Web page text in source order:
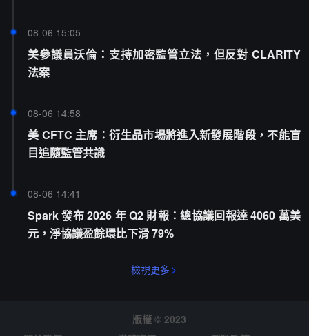
08-06 15:05
美參議員沃倫：支持加密監管立法，但反對 CLARITY
法案
08-06 14:58
美 CFTC 主席：衍生品市場將進入新發展階段，不能盲
目追隨監管共識
08-06 14:41
Spark 發布 2026 年 Q2 財報：總協議回報達 4060 萬美
元，淨協議盈餘環比下滑 79%
檢視更多
版權 © 2023